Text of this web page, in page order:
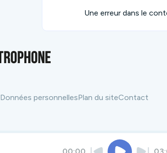
Une erreur dans le
Données personnellesPlan du siteContact